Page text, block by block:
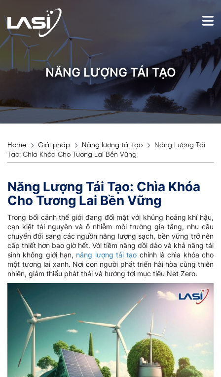
NĂNG LƯỢNG TÁI TẠO
Home Giải pháp Năng lượng tái tạo
Năng Lượng Tái
Tạo: Chìa Khóa Cho Tương Lai Bền Vững
Năng Lượng Tái Tạo: Chìa Khóa
Cho Tương Lai Bền Vững
Trong bối cảnh thế giới đang đối mặt với khủng hoảng khí hậu,
cạn kiệt tài nguyên và ô nhiễm môi trường gia tăng, nhu cầu
chuyển đổi sang các nguồn năng lượng sạch, bền vững trở nên
cấp thiết hơn bao giờ hết. Với tiềm năng dồi dào và khả năng tái
sinh không giới hạn, năng lượng tái tạo chính là chìa khóa cho
một tương lai xanh. Nơi con người phát triển hài hòa cùng thiên
nhiên, giảm thiểu phát thải và hướng tới mục tiêu Net Zero.